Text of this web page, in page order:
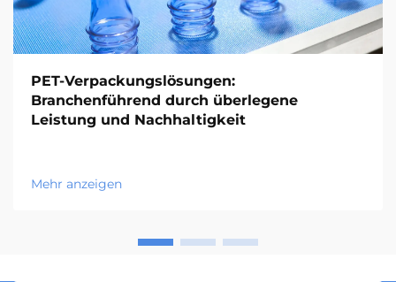
PET-Verpackungslösungen:
Branchenführend durch überlegene
Leistung und Nachhaltigkeit
Mehr anzeigen